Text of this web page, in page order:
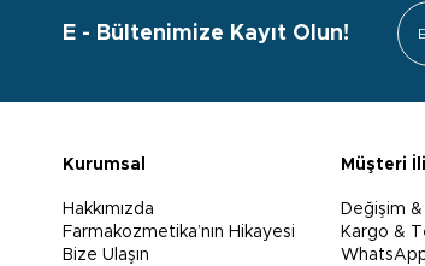
E - Bültenimize Kayıt Olun!
Kurumsal
Hakkımızda
Farmakozmetika’nın Hikayesi
Bize Ulaşın
Müşteri
Değişim
Kargo &